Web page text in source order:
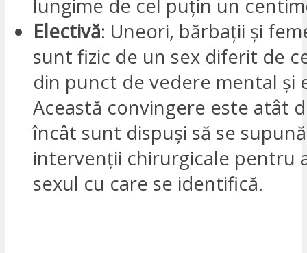
lungime de cel puțin un
Electivă: Uneori, bărbații și
sunt fizic de un sex diferit de
din punct de vedere mental și
Această convingere este atât
încât sunt dispuși să se
intervenții chirurgicale pentru
sexul cu care se identifică.